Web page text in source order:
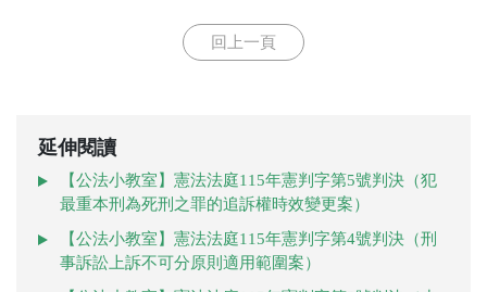
回上一頁
延伸閱讀
【公法小教室】憲法法庭115年憲判字第5號判決（犯
最重本刑為死刑之罪的追訴權時效變更案）
【公法小教室】憲法法庭115年憲判字第4號判決（刑
事訴訟上訴不可分原則適用範圍案）